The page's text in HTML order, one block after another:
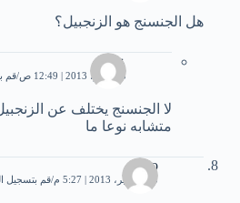
هل الجنسنج هو الزنجبيل؟
عبير
13 يوليو، 2013 | 12:49 ص قم
لا الجنسنج يختلف عن
متشابه نوعا ما
saro
13 سبتمبر، 2013 | 5:27 م قم بتسجيل